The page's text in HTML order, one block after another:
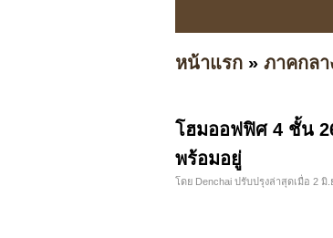
หน้าแรก » ภาคกลา
โฮมออฟฟิศ 4 ชั้น
พร้อมอยู่
โดย Denchai ปรับปรุงล่าสุดเมื่อ 2 มิ.